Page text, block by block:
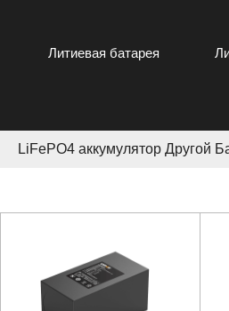
Литиевая батарея
LiFePO4 аккумулятор Другой